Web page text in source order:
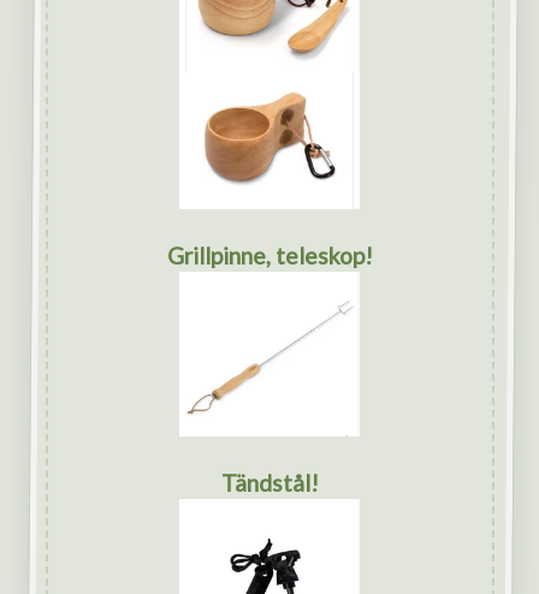
Grillpinne, teleskop!
Tändstål!